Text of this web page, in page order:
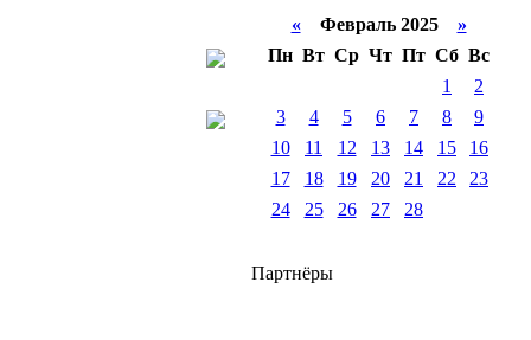
«Февраль 2025 »
Пн Вт Ср Чт Пт Сб Вс
1
2
3
4 5 6 7 8
9
10
11 12 13 14 15
16
17
18 19 20 21 22
23
24
25 26 27 28
Партнёры